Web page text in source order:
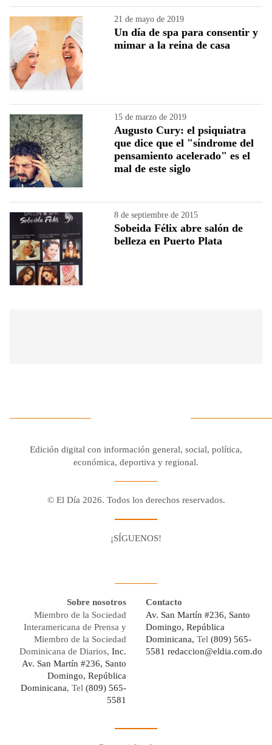
21 de mayo de 2019
Un día de spa para consentir y
mimar a la reina de casa
15 de marzo de 2019
Augusto Cury: el psiquiatra
que dice que el "síndrome del
pensamiento acelerado" es el
mal de este siglo
8 de septiembre de 2015
Sobeida Félix abre salón de
belleza en Puerto Plata
Edición digital con información general, social, política,
económica, deportiva y regional.
© El Día 2026. Todos los derechos reservados.
¡SÍGUENOS!
Sobre nosotros
Miembro de la Sociedad
Interamericana de Prensa y
Miembro de la Sociedad
Dominicana de Diarios, Inc.
Av. San Martín #236, Santo
Domingo, República
Dominicana, Tel (809) 565-
5581
Contacto
Av. San Martín #236, Santo
Domingo, República
Dominicana, Tel (809) 565-
5581 redaccion@eldia.com.do